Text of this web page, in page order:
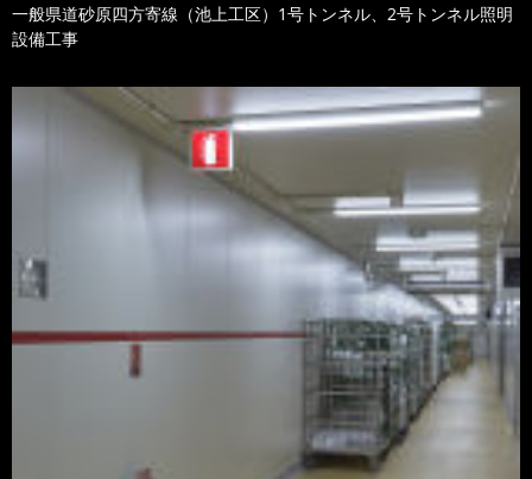
一般県道砂原四方寄線（池上工区）1号トンネル、2号トンネル照明
設備工事